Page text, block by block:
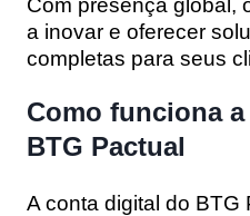
a inovar e oferecer
completas para seus
Como funciona
BTG Pactual
A conta digital do BTG